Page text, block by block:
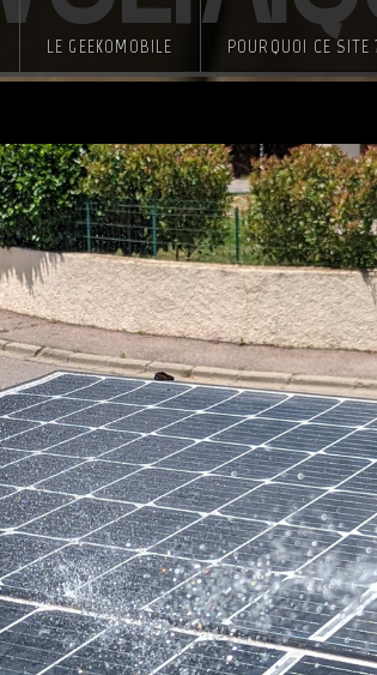
LE GEEKOMOBILE POURQUOI CE SITE